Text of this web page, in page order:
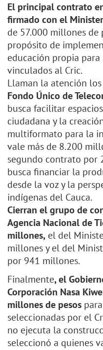
El principal contrato
firmado con el
de 57.000 millones de
propósito de
educación propia
vinculados al Cric.
Llaman la atención los
Fondo Único de
busca facilitar
ciudadana y la
multiformato para la
vale más de 8.200
segundo contrato por
busca financiar la
desde la voz y la
indígenas del Cauca.
Cierran el grupo de
Agencia Nacional de
millones, el del
millones y el del
por 941 millones.
Finalmente, el
Corporación Nasa
millones de pesos
seleccionadas por el
no ejecuta la
seleccionó a quienes